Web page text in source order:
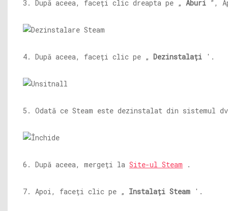
3. După aceea, faceți clic dreapta pe „ Aburi ”,
4. După aceea, faceți clic pe „ Dezinstalați '.
5. Odată ce Steam este dezinstalat din
6. După aceea, mergeți la Site-ul Steam .
7. Apoi, faceți clic pe „ Instalați Steam '.